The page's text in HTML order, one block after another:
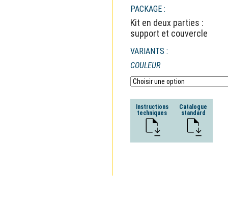
PACKAGE :
Kit en deux parties :
support et couvercle
VARIANTS :
COULEUR
Instructions
techniques
Catalogue
standard